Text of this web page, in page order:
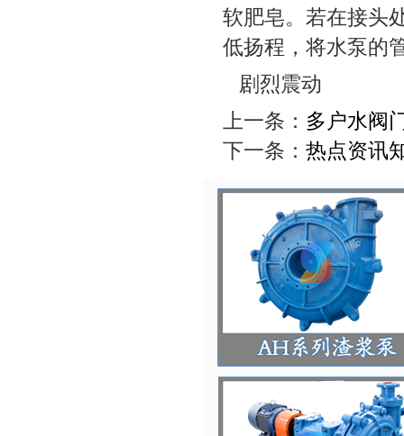
软肥皂。若在接头
低扬程，将水泵的
剧烈震动
上一条： 多户水阀
下一条： 热点资讯